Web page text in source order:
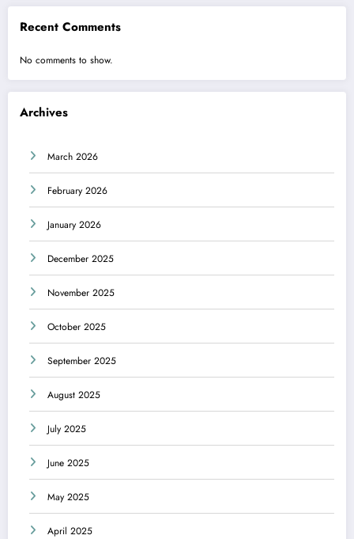
Recent Comments
No comments to show.
Archives
March 2026
February 2026
January 2026
December 2025
November 2025
October 2025
September 2025
August 2025
July 2025
June 2025
May 2025
April 2025